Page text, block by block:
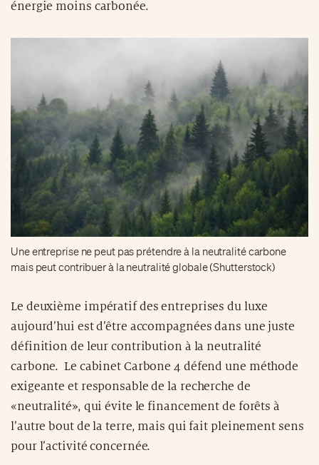
énergie moins carbonée.
Une entreprise ne peut pas prétendre à la neutralité carbone
mais peut contribuer à la neutralité globale (Shutterstock)
Le deuxième impératif des entreprises du luxe
aujourd’hui est d’être accompagnées dans une juste
définition de leur contribution à la neutralité
carbone. Le cabinet Carbone 4 défend une méthode
exigeante et responsable de la recherche de
«neutralité», qui évite le financement de forêts à
l’autre bout de la terre, mais qui fait pleinement sens
pour l’activité concernée.